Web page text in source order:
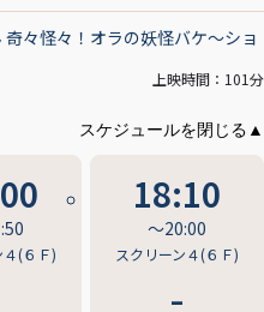
々怪々！オラの妖怪バケ～ショ
上映時間：101分
４(６Ｆ)
18:10
〜20:00
スクリーン４(６Ｆ)